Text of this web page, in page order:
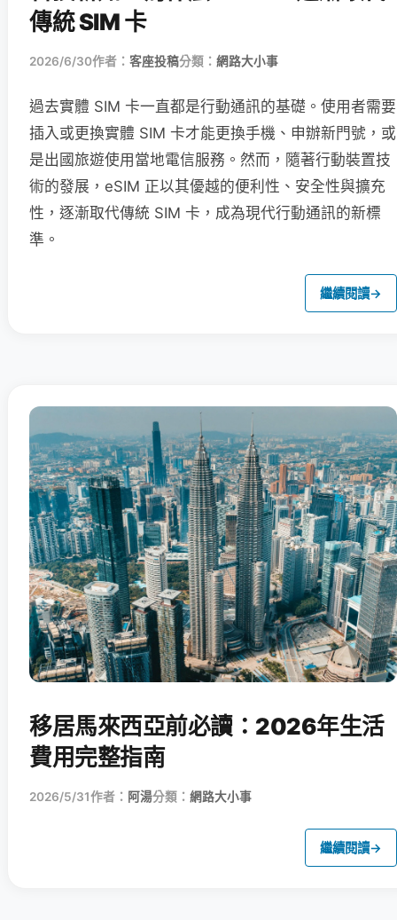
傳統 SIM 卡
2026/6/30作者： 客座投稿分類： 網路大小事
過去實體 SIM 卡一直都是行動通訊的基礎。使用者需要
插入或更換實體 SIM 卡才能更換手機、申辦新門號，或
是出國旅遊使用當地電信服務。然而，隨著行動裝置技
術的發展，eSIM 正以其優越的便利性、安全性與擴充
性，逐漸取代傳統 SIM 卡，成為現代行動通訊的新標
準。
繼續閱讀→
移居馬來西亞前必讀：2026年生活
費用完整指南
2026/5/31作者： 阿湯分類： 網路大小事
繼續閱讀→